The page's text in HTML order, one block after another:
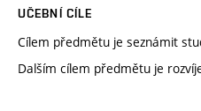
UČEBNÍ CÍLE
Cílem předmětu je seznámit
Dalším cílem předmětu je